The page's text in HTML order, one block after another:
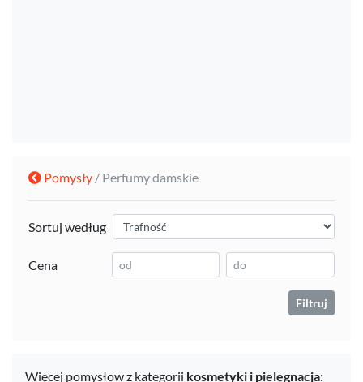
Pomysły / Perfumy damskie
Sortuj według
Cena
Filtruj
Więcej pomysłow z kategorii kosmetyki i pielęgnacja: